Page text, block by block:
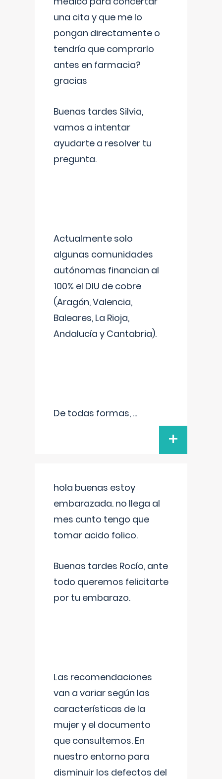
una cita y que me lo
pongan directamente o
tendría que comprarlo
antes en farmacia?
gracias
Buenas tardes Silvia,
vamos a intentar
ayudarte a resolver tu
pregunta.
Actualmente solo
algunas comunidades
autónomas financian al
100% el DIU de cobre
(Aragón, Valencia,
Baleares, La Rioja,
Andalucía y Cantabria).
De todas formas, ...
+
hola buenas estoy
embarazada. no llega al
mes cunto tengo que
tomar acido folico.
Buenas tardes Rocío, ante
todo queremos felicitarte
por tu embarazo.
Las recomendaciones
van a variar según las
características de la
mujer y el documento
que consultemos. En
nuestro entorno para
disminuir los defectos del